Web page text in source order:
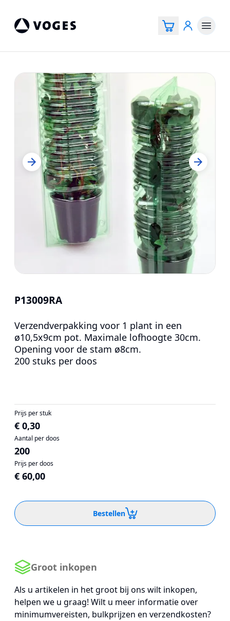
P13009RA
Verzendverpakking voor 1 plant in een
ø10,5x9cm pot. Maximale lofhoogte 30cm.
Opening voor de stam ø8cm.
200 stuks per doos
Prijs per stuk
€ 0,30
Aantal per doos
200
Prijs per doos
€ 60,00
Bestellen
Groot inkopen
Als u artikelen in het groot bij ons wilt inkopen,
helpen we u graag! Wilt u meer informatie over
minimumvereisten, bulkprijzen en verzendkosten?